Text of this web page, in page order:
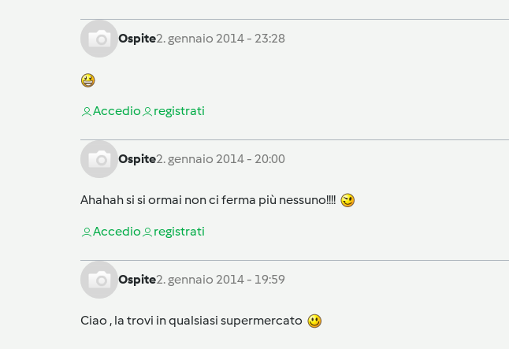
Ospite2. gennaio 2014 - 23:28
Accedio registrati
Ospite2. gennaio 2014 - 20:00
Ahahah si si ormai non ci ferma più nessuno!!!!
Accedio registrati
Ospite2. gennaio 2014 - 19:59
Ciao , la trovi in qualsiasi supermercato